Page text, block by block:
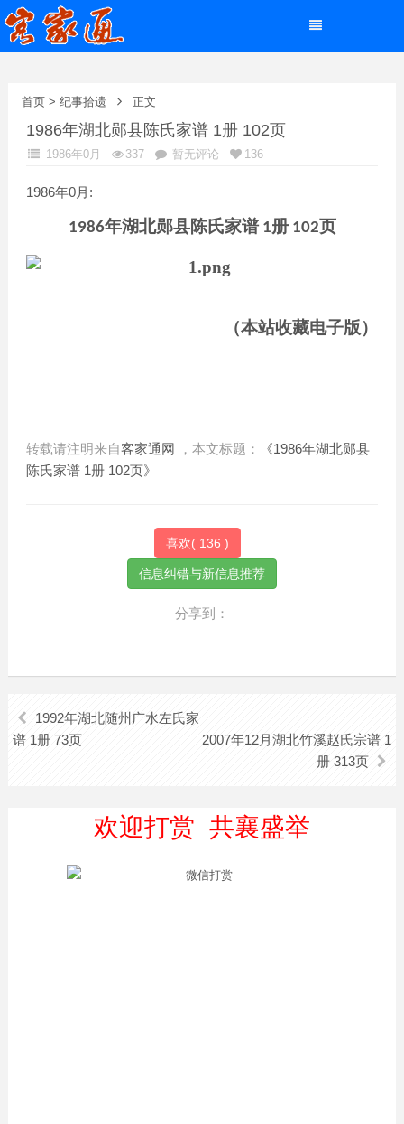
首页> 纪事拾遗 正文
1986年湖北郧县陈氏家谱 1册 102页
1986年0月 337 暂无评论 136
1986年0月:
1986年湖北郧县陈氏家谱 1册 102页
（本站收藏电子版）
转载请注明来自客家通网 ，本文标题：
《1986年湖北郧县
陈氏家谱 1册 102页》
喜欢( 136 )
分享到：
1992年湖北随州广水左氏家
谱 1册 73页
2007年12月湖北竹溪赵氏宗谱 1
册 313页
欢迎打赏 共襄盛举